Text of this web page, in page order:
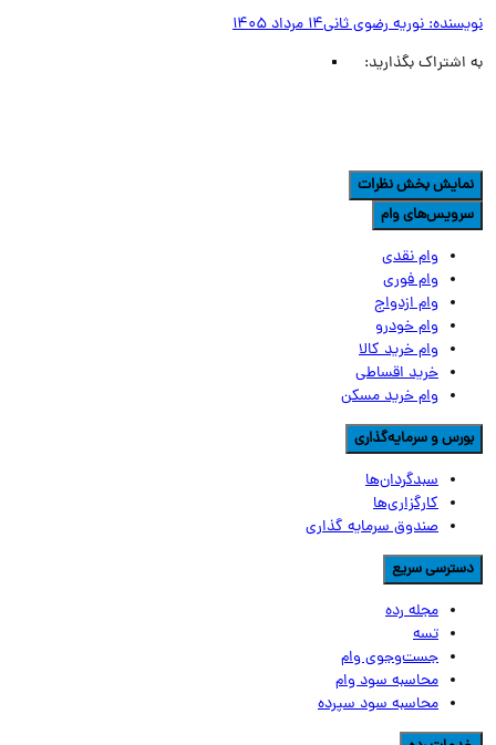
نوریه رضوی ثانی14 مرداد 1405
اشتراک بگذارید:
بخش نظرات
وام
وام نقدی
وام فوری
وام ازدواج
وام خودرو
وام خرید کالا
خرید اقساطی
وام خرید مسکن
و سرمایه‌گذاری
سبدگردان‌ها
کارگزاری‌ها
صندوق سرمایه گذاری
سریع
مجله رده
تسه
جست‌وجوی وام
محاسبه سود وام
محاسبه سود سپرده